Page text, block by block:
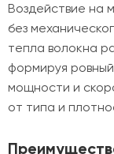
Воздействие на
без
тепла волокна
формируя
мощности и
от типа и